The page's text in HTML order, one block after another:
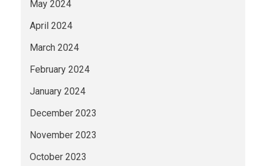
May 2024
April 2024
March 2024
February 2024
January 2024
December 2023
November 2023
October 2023